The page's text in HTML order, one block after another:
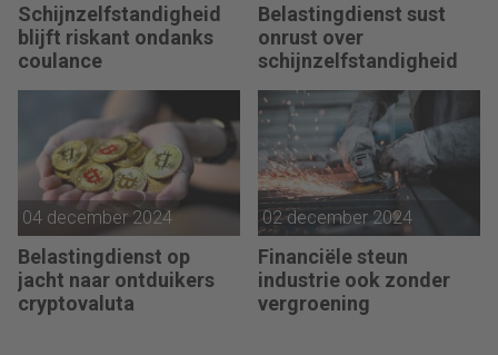
Schijnzelfstandigheid
blijft riskant ondanks
coulance
Belastingdienst sust
onrust over
schijnzelfstandigheid
04 december 2024
Belastingdienst op
jacht naar ontduikers
cryptovaluta
02 december 2024
Financiële steun
industrie ook zonder
vergroening